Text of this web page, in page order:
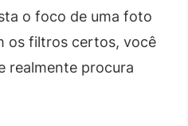
o foco de uma foto
os filtros certos, você
realmente procura